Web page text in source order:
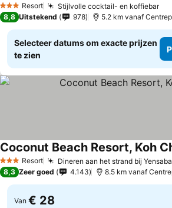
3 SterrenResort Stijlvolle cocktail- en koffiebar
8,8 Uitstekend 978 5.2 km vanaf
Selecteer datums om exacte prijzen
te zien
3 SterrenResort Dineren aan het strand bij
Coconut Beach Resort, Koh
8,3 Zeer goed 4.143 8.5 km vanaf
Van € 28